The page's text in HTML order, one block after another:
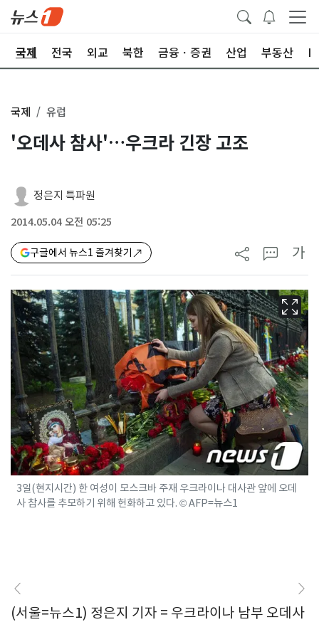
국제 전국 외교 북한 금융ㆍ증권 산업 부동산
국제 유럽
'오데사 참사'…우크라 긴장 고조
정은지 특파원
2014.05.04 오전 05:25
구글에서 뉴스1 즐겨찾기 가
3일(현지시간) 한 여성이 모스크바 주재 우크라이나 대사관 앞에 오데
사 참사를 추모하기 위해 헌화하고 있다. © AFP=뉴스1
(서울=뉴스1) 정은지 기자 = 우크라이나 남부 오데사